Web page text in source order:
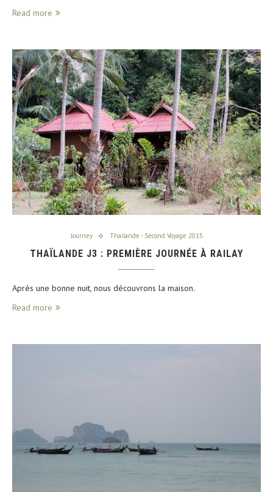
Read more
Journey Thailande - Second Voyage 2015
THAÏLANDE J3 : PREMIÈRE JOURNÉE À RAILAY
Après une bonne nuit, nous découvrons la maison.
Read more